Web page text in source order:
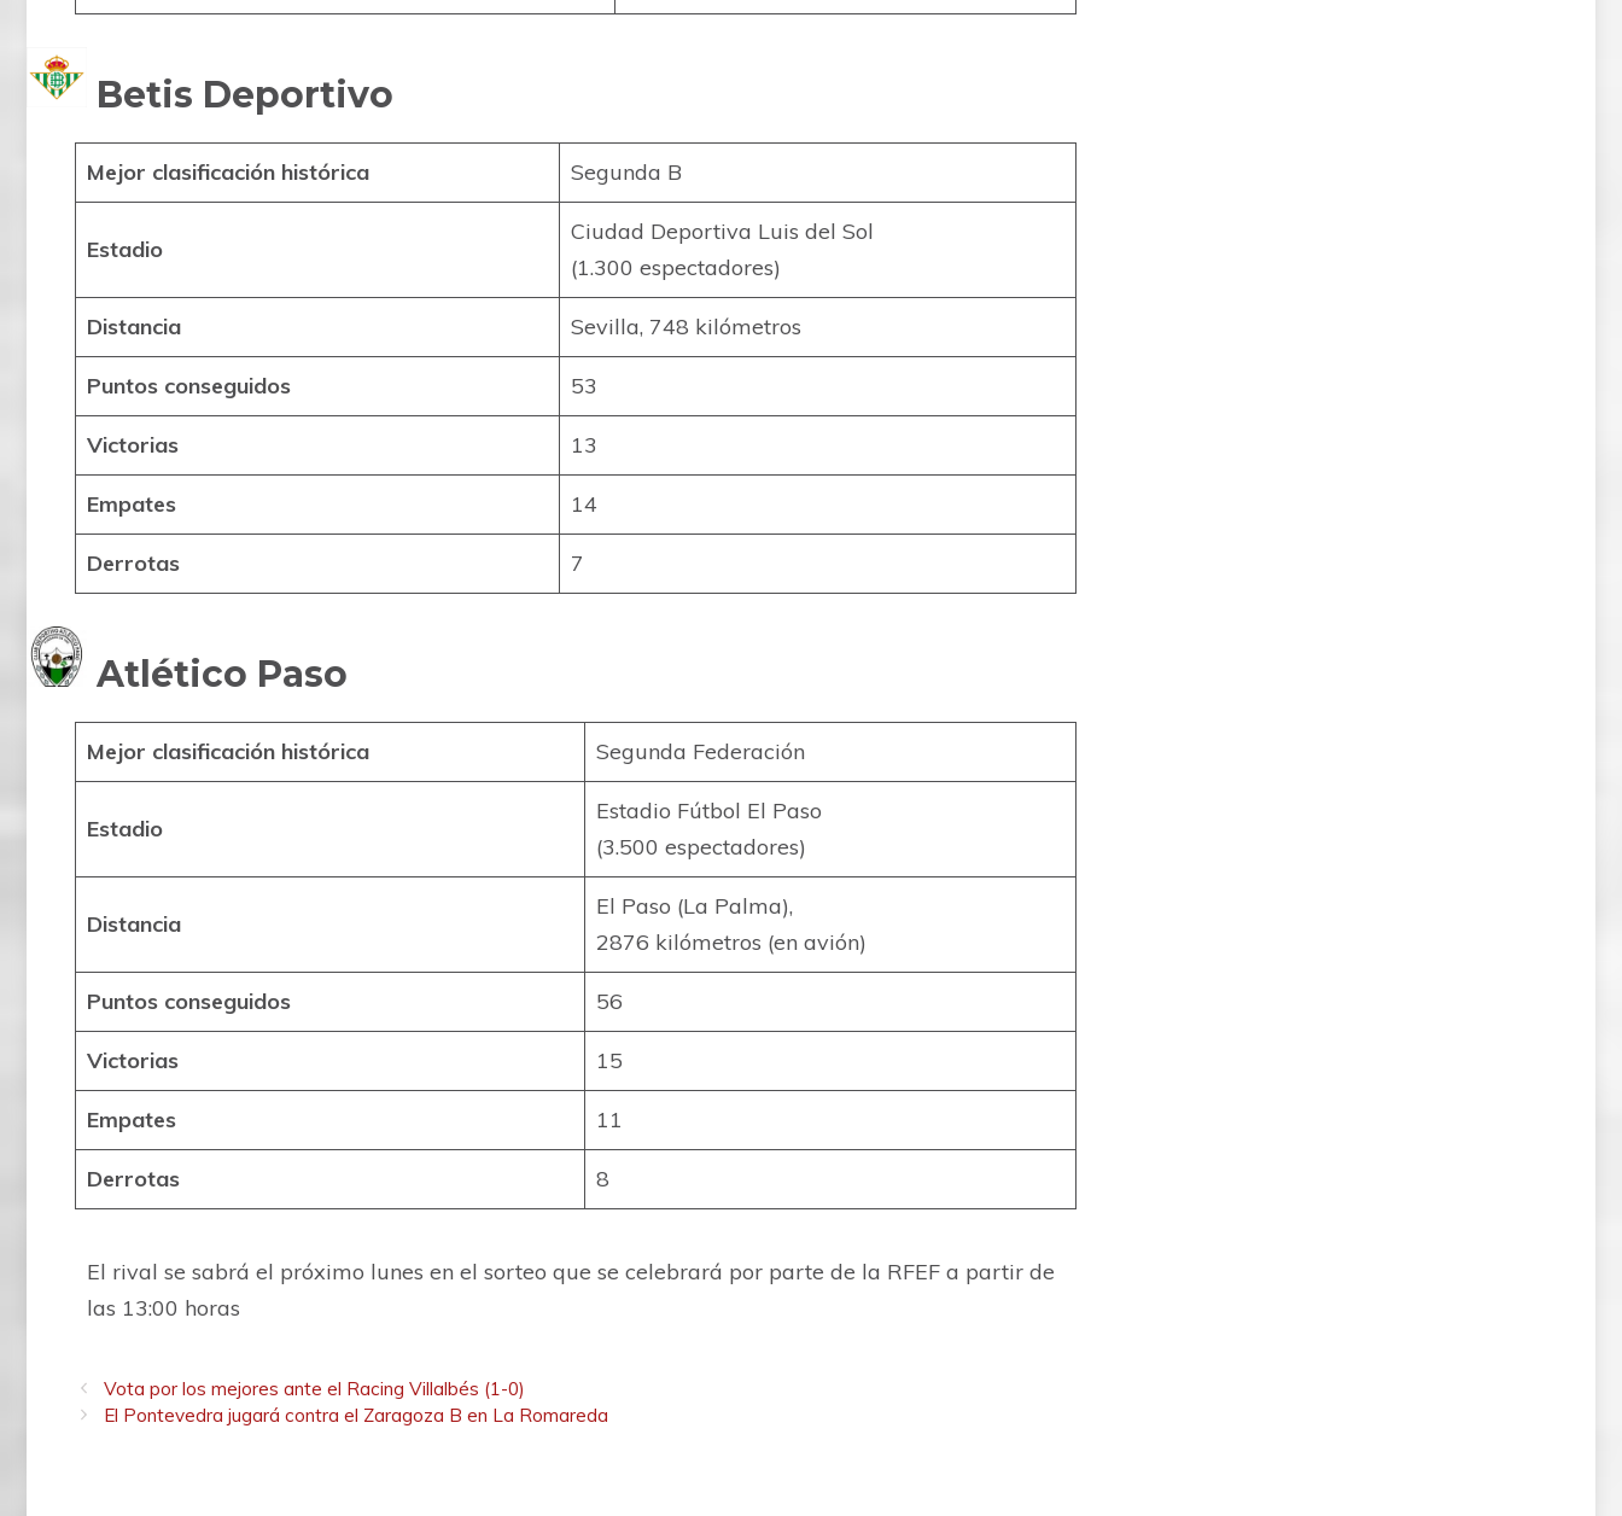
Betis Deportivo
Mejor clasificación histórica Segunda B
Estadio
Ciudad Deportiva Luis del Sol
(1.300 espectadores)
Distancia Sevilla, 748 kilómetros
Puntos conseguidos 53
Victorias 13
Empates 14
Derrotas 7
Atlético Paso
Mejor clasificación histórica Segunda Federación
Estadio
Estadio Fútbol El Paso
(3.500 espectadores)
Distancia
El Paso (La Palma),
2876 kilómetros (en avión)
Puntos conseguidos 56
Victorias 15
Empates 11
Derrotas 8
El rival se sabrá el próximo lunes en el sorteo que se celebrará por parte de la RFEF a partir de
las 13:00 horas
Vota por los mejores ante el Racing Villalbés (1-0)
El Pontevedra jugará contra el Zaragoza B en La Romareda